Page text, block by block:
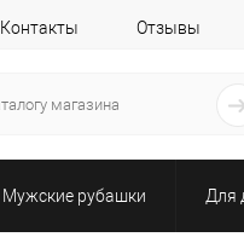
Контакты Отзывы
Мужские рубашки Для